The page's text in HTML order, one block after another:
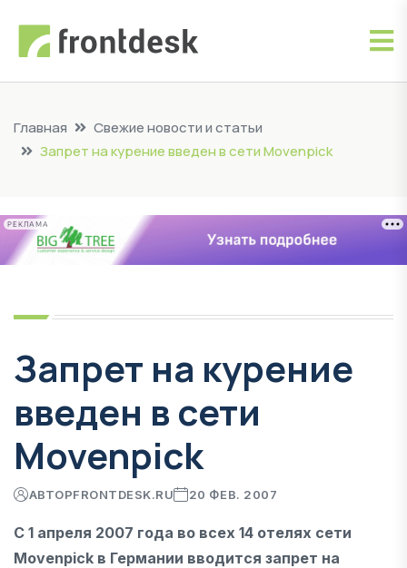
Главная
Свежие новости и статьи
Запрет на курение введен в сети Movenpick
РЕКЛАМА
Запрет на курение
введен в сети
Movenpick
АВТОРFRONTDESK.RU 20 ФЕВ. 2007
С 1 апреля 2007 года во всех 14 отелях сети
Movenpick в Германии вводится запрет на